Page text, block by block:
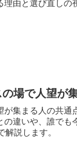
由と選び直しの
の場で人望が
が集まる人の共通
の違いや、誰でも
説します。